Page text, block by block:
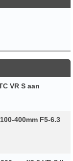
VR S aan
400mm F5-6.3